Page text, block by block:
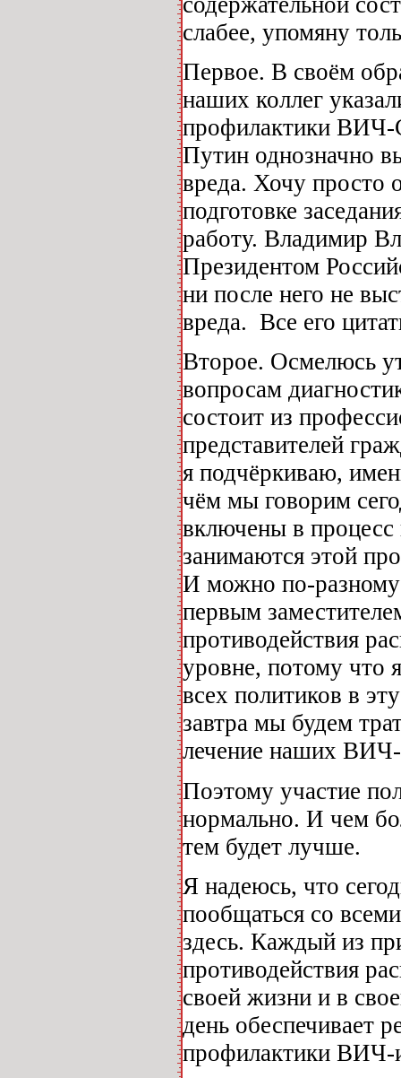
слабее, упомяну
Первое. В своём
наших коллег
профилактики ВИЧ-
Путин однозначно
вреда. Хочу просто
подготовке
работу. Владимир
Президентом
ни после него не
вреда. Все его
Второе. Осмелюсь
вопросам
состоит из
представителей
я подчёркиваю,
чём мы говорим
включены в процесс
занимаются этой
И можно по-разному
первым
противодействия
уровне, потому что
всех политиков в
завтра мы будем
лечение наших
Поэтому участие
нормально. И чем
тем будет лучше.
Я надеюсь, что
пообщаться со
здесь. Каждый из
противодействия
своей жизни и в
день обеспечивает
профилактики ВИЧ-